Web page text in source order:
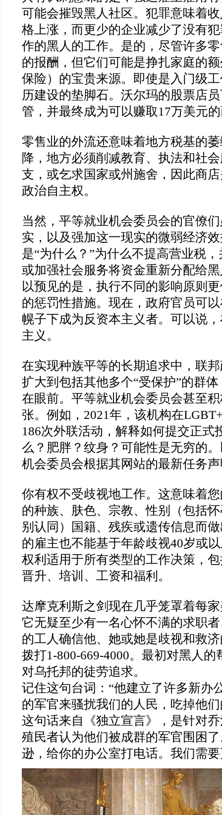
可能会摧毁黑人社区。犯罪意味着
格上涨，而更少的企业减少了没有
作的黑人的工作。是的，尽管许多
的报酬，但它们可能是挣扎家庭的
保险）的宝贵来源。即使是入门级
历建设的垫脚石。沃尔玛的股票店
管，并最终成为可以赚取17万美元
零售业的外流还意味着地方税基的
降，地方必须削减教育、执法和社
支，或乞求国家或州施舍，因此商
政治自主权。
当然，平等就业机会委员会的官僚
实，以及强加这一现实的微弱经济
是“为什么？”为什么不提高营业税
或加强社会服务将资金重新分配给
以预见的是，执行不同的影响原则
的惩罚性措施。现在，政府官员可
幌子下成为反资本主义者。可以说
主义。
在实现种族平等的长期追求中，联
扩大到包括其他多个“受保护”的群
在眼前。平等就业机会委员会甚至
张。例如，2021年，该机构在
186次外联活动，解释如何提交正式
么？肥胖？纹身？可能性是无穷的
机会委员会根据其网站的最新任务
你有权不受歧视地工作。这意味着
的种族、肤色、宗教、性别（包括
别认同）国籍、残疾或遗传信息而
的雇主也不能基于年龄歧视40岁或
权利适用于所有类型的工作决策，
晋升、培训、工资和福利。
达摩克利斯之剑现在几乎笼罩着每
它无疑至少有一名心怀不满的求职
的工人确信他、她或她是歧视和救
拨打1-800-669-4000。最初对黑人的
对乌托邦的徒劳追求。
记住这句台词：“他建立了许多新办
的军官来骚扰我们的人民，吃掉他
这句话来自《独立宣言》，是针对
殖民者认为他们被成群的军官围困
逊，给你的办公室打电话。我们需